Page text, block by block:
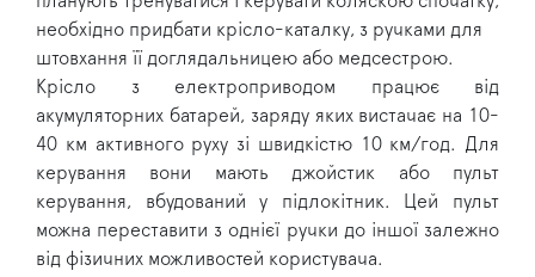
необхідно придбати крісло-каталку, з ручками для
штовхання її доглядальницею або медсестрою.
Крісло з електроприводом працює від
акумуляторних батарей, заряду яких вистачає на 10-
40 км активного руху зі швидкістю 10 км/год. Для
керування вони мають джойстик або пульт
керування, вбудований у підлокітник. Цей пульт
можна переставити з однієї ручки до іншої залежно
від фізичних можливостей користувача.